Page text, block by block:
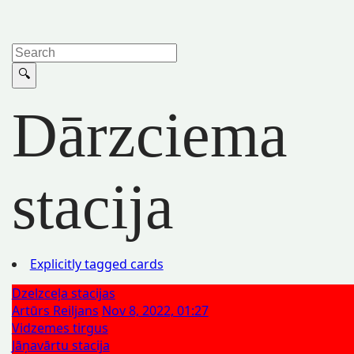
Dārzciema
stacija
Explicitly tagged cards
Dzelzceļa stacijas
Artūrs Reiljans Nov 8, 2022, 01:27
Vidzemes tirgus
Jāņavārtu stacija